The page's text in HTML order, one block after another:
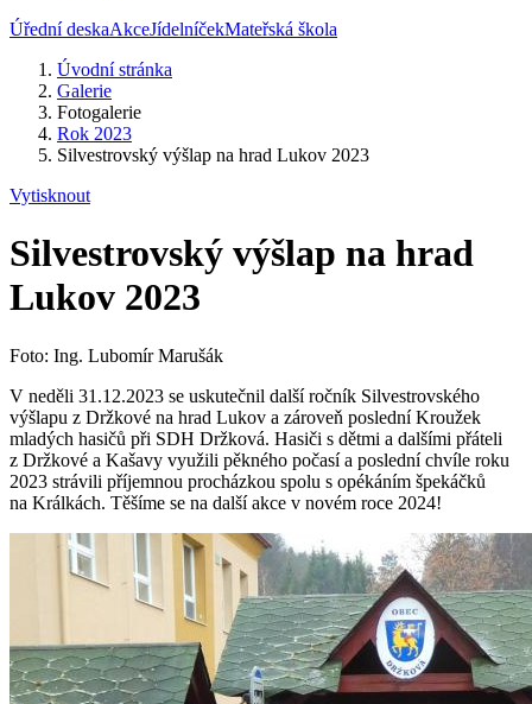
Úřední deskaAkceJídelníčekMateřská škola
Úvodní stránka
Galerie
Fotogalerie
Rok 2023
Silvestrovský výšlap na hrad Lukov 2023
Vytisknout
Silvestrovský výšlap na hrad
Lukov 2023
Foto: Ing. Lubomír Marušák
V neděli 31.12.2023 se uskutečnil další ročník Silvestrovského
výšlapu z Držkové na hrad Lukov a zároveň poslední Kroužek
mladých hasičů při SDH Držková. Hasiči s dětmi a dalšími přáteli
z Držkové a Kašavy využili pěkného počasí a poslední chvíle roku
2023 strávili příjemnou procházkou spolu s opékáním špekáčků
na Králkách. Těšíme se na další akce v novém roce 2024!